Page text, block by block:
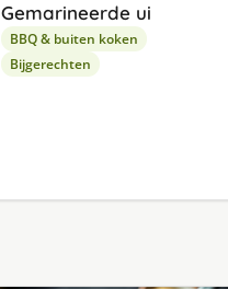
Gemarineerde ui
BBQ & buiten koken
Bijgerechten